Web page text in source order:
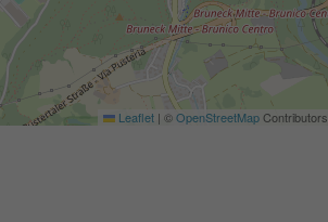
Leaflet | ©OpenStreetMapContributors